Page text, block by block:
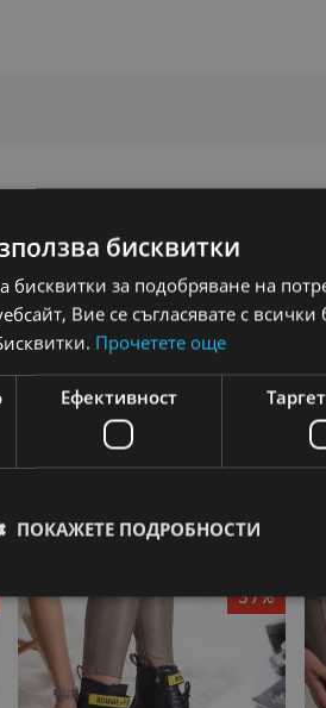
37%
бисквитки
бисквитки за подобряване на
Вие се съгласявате с всички
Прочетете още
Ефективност
ПОКАЖЕТЕ ПОДРОБНОСТИ